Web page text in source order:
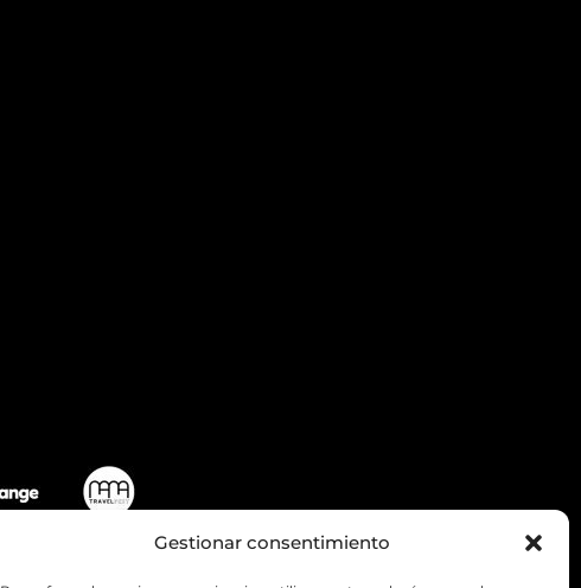
Gestionar consentimiento